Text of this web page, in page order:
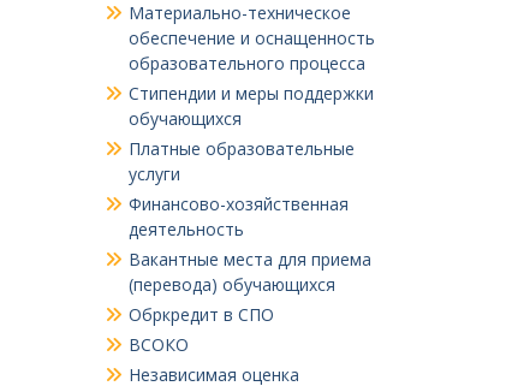
Материально-техническое
обеспечение и оснащенность
образовательного процесса
Стипендии и меры поддержки
обучающихся
Платные образовательные
услуги
Финансово-хозяйственная
деятельность
Вакантные места для приема
(перевода) обучающихся
Обркредит в СПО
ВСОКО
Независимая оценка